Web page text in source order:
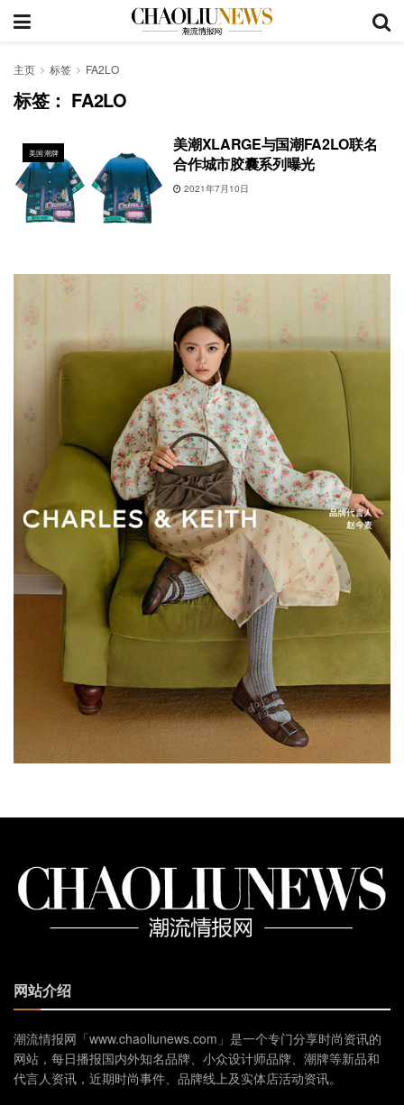
主页 标签 FA2LO
标签： FA2LO
美国潮牌
美潮XLARGE与国潮FA2LO联名
合作城市胶囊系列曝光
2021年7月10日
网站介绍
潮流情报网「www.chaoliunews.com」是一个专门分享时尚资讯的
网站，每日播报国内外知名品牌、小众设计师品牌、潮牌等新品和
代言人资讯，近期时尚事件、品牌线上及实体店活动资讯。